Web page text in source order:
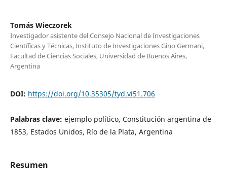
Tomás Wieczorek
Investigador asistente del Consejo Nacional de Investigaciones
Científicas y Técnicas, Instituto de Investigaciones Gino Germani,
Facultad de Ciencias Sociales, Universidad de Buenos Aires,
Argentina
DOI: https://doi.org/10.35305/tyd.vi51.706
Palabras clave: ejemplo político, Constitución argentina de
1853, Estados Unidos, Río de la Plata, Argentina
Resumen